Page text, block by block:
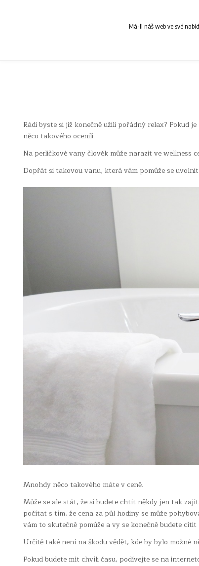
Má-li náš web ve své
Rádi byste si již konečně užili pořádný relax? Pokud
něco takového ocenili.
Na perličkové vany člověk může narazit ve wellness
Dopřát si takovou vanu, která vám pomůže se
Mnohdy něco takového máte v ceně.
Může se ale stát, že si budete chtít někdy jen tak
počítat s tím, že cena za půl hodiny se může
vám to skutečně pomůže a vy se konečně budete cítit
Určitě také není na škodu vědět, kde by bylo možné
Pokud budete mít chvíli času, podívejte se na